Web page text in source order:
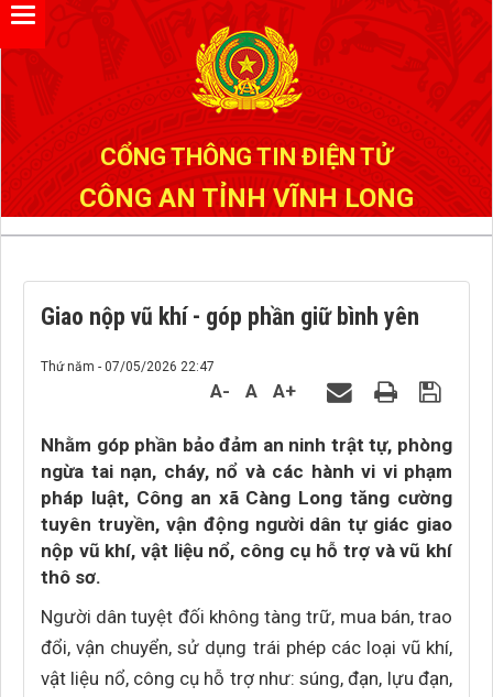
CỔNG THÔNG TIN ĐIỆN TỬ
CÔNG AN TỈNH VĨNH LONG
Giao nộp vũ khí - góp phần giữ bình yên
Thứ năm - 07/05/2026 22:47
A- A A+
Nhằm góp phần bảo đảm an ninh trật tự, phòng
ngừa tai nạn, cháy, nổ và các hành vi vi phạm
pháp luật, Công an xã Càng Long tăng cường
tuyên truyền, vận động người dân tự giác giao
nộp vũ khí, vật liệu nổ, công cụ hỗ trợ và vũ khí
thô sơ.
Người dân tuyệt đối không tàng trữ, mua bán, trao
đổi, vận chuyển, sử dụng trái phép các loại vũ khí,
vật liệu nổ, công cụ hỗ trợ như: súng, đạn, lựu đạn,